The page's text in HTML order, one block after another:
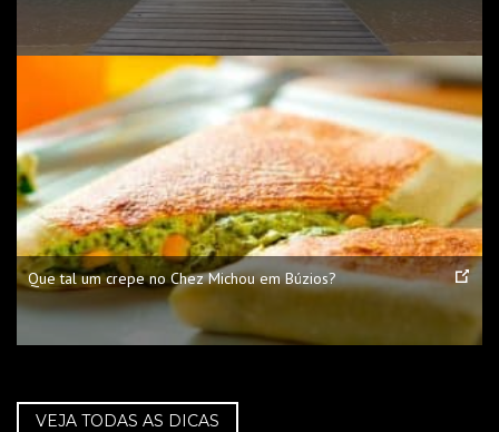
Que tal um crepe no Chez Michou em Búzios?
VEJA TODAS AS DICAS